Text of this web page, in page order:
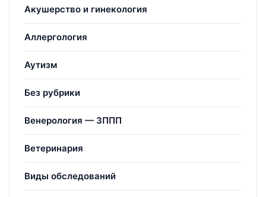
Акушерство и гинекология
Аллергология
Аутизм
Без рубрики
Венерология — ЗППП
Ветеринария
Виды обследований